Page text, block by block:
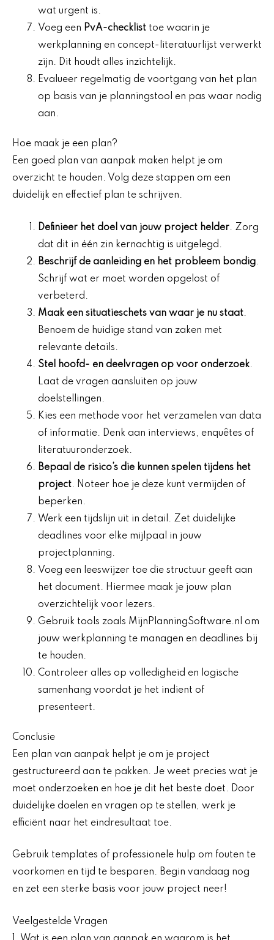
wat urgent is.
Voeg een PvA-checklist toe waarin je
werkplanning en concept-literatuurlijst verwerkt
zijn. Dit houdt alles inzichtelijk.
Evalueer regelmatig de voortgang van het plan
op basis van je planningstool en pas waar nodig
aan.
Hoe maak je een plan?
Een goed plan van aanpak maken helpt je om
overzicht te houden. Volg deze stappen om een
duidelijk en effectief plan te schrijven.
Definieer het doel van jouw project helder. Zorg
dat dit in één zin kernachtig is uitgelegd.
Beschrijf de aanleiding en het probleem bondig.
Schrijf wat er moet worden opgelost of
verbeterd.
Maak een situatieschets van waar je nu staat.
Benoem de huidige stand van zaken met
relevante details.
Stel hoofd- en deelvragen op voor onderzoek.
Laat de vragen aansluiten op jouw
doelstellingen.
Kies een methode voor het verzamelen van data
of informatie. Denk aan interviews, enquêtes of
literatuuronderzoek.
Bepaal de risico’s die kunnen spelen tijdens het
project. Noteer hoe je deze kunt vermijden of
beperken.
Werk een tijdslijn uit in detail. Zet duidelijke
deadlines voor elke mijlpaal in jouw
projectplanning.
Voeg een leeswijzer toe die structuur geeft aan
het document. Hiermee maak je jouw plan
overzichtelijk voor lezers.
Gebruik tools zoals MijnPlanningSoftware.nl om
jouw werkplanning te managen en deadlines bij
te houden.
Controleer alles op volledigheid en logische
samenhang voordat je het indient of
presenteert.
Conclusie
Een plan van aanpak helpt je om je project
gestructureerd aan te pakken. Je weet precies wat je
moet onderzoeken en hoe je dit het beste doet. Door
duidelijke doelen en vragen op te stellen, werk je
efficiënt naar het eindresultaat toe.
Gebruik templates of professionele hulp om fouten te
voorkomen en tijd te besparen. Begin vandaag nog
en zet een sterke basis voor jouw project neer!
Veelgestelde Vragen